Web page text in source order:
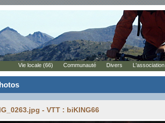
- VTT : biKING66
Vie locale (66) Communauté Divers L'association